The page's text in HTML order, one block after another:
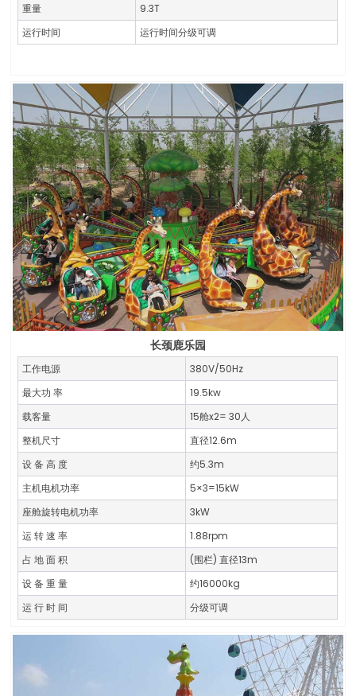
重量
9.3T
运行时间
运行时间分级可调
长颈鹿乐园
工作电源
380V/50Hz
最大功 率
19.5kw
载客量
15舱x2= 30人
整机尺寸
直径12.6m
设 备 高 度
约5.3m
主机电机功率
5×3=15kW
座舱旋转电机功率
3kW
运 转 速 率
1.88rpm
占 地 面 积
(围栏) 直径13m
设 备 重 量
约16000kg
运 行 时 间
分级可调